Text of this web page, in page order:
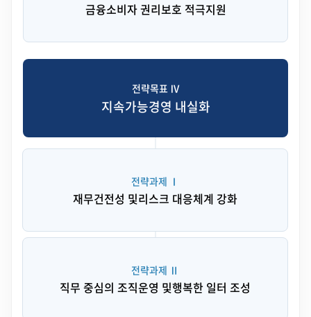
금융소비자 권리보호 적극지원
전략목표 Ⅳ
지속가능경영 내실화
전략과제 Ⅰ
재무건전성 및리스크 대응체계 강화
전략과제 Ⅱ
직무 중심의 조직운영 및행복한 일터 조성